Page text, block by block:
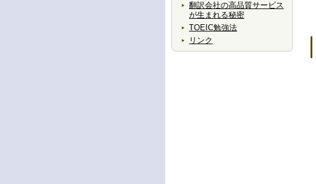
翻訳会社の高品質サービス
が生まれる秘密
TOEIC勉強法
リンク